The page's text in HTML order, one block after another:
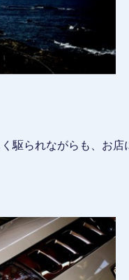
駆られながらも、お店